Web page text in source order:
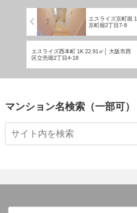
エスライズ京町堀
京町堀2丁目7-8
エスライズ西本町 1K 22.91㎡│ 大阪市西
区立売堀2丁目4-18
マンション名検索（一部可）